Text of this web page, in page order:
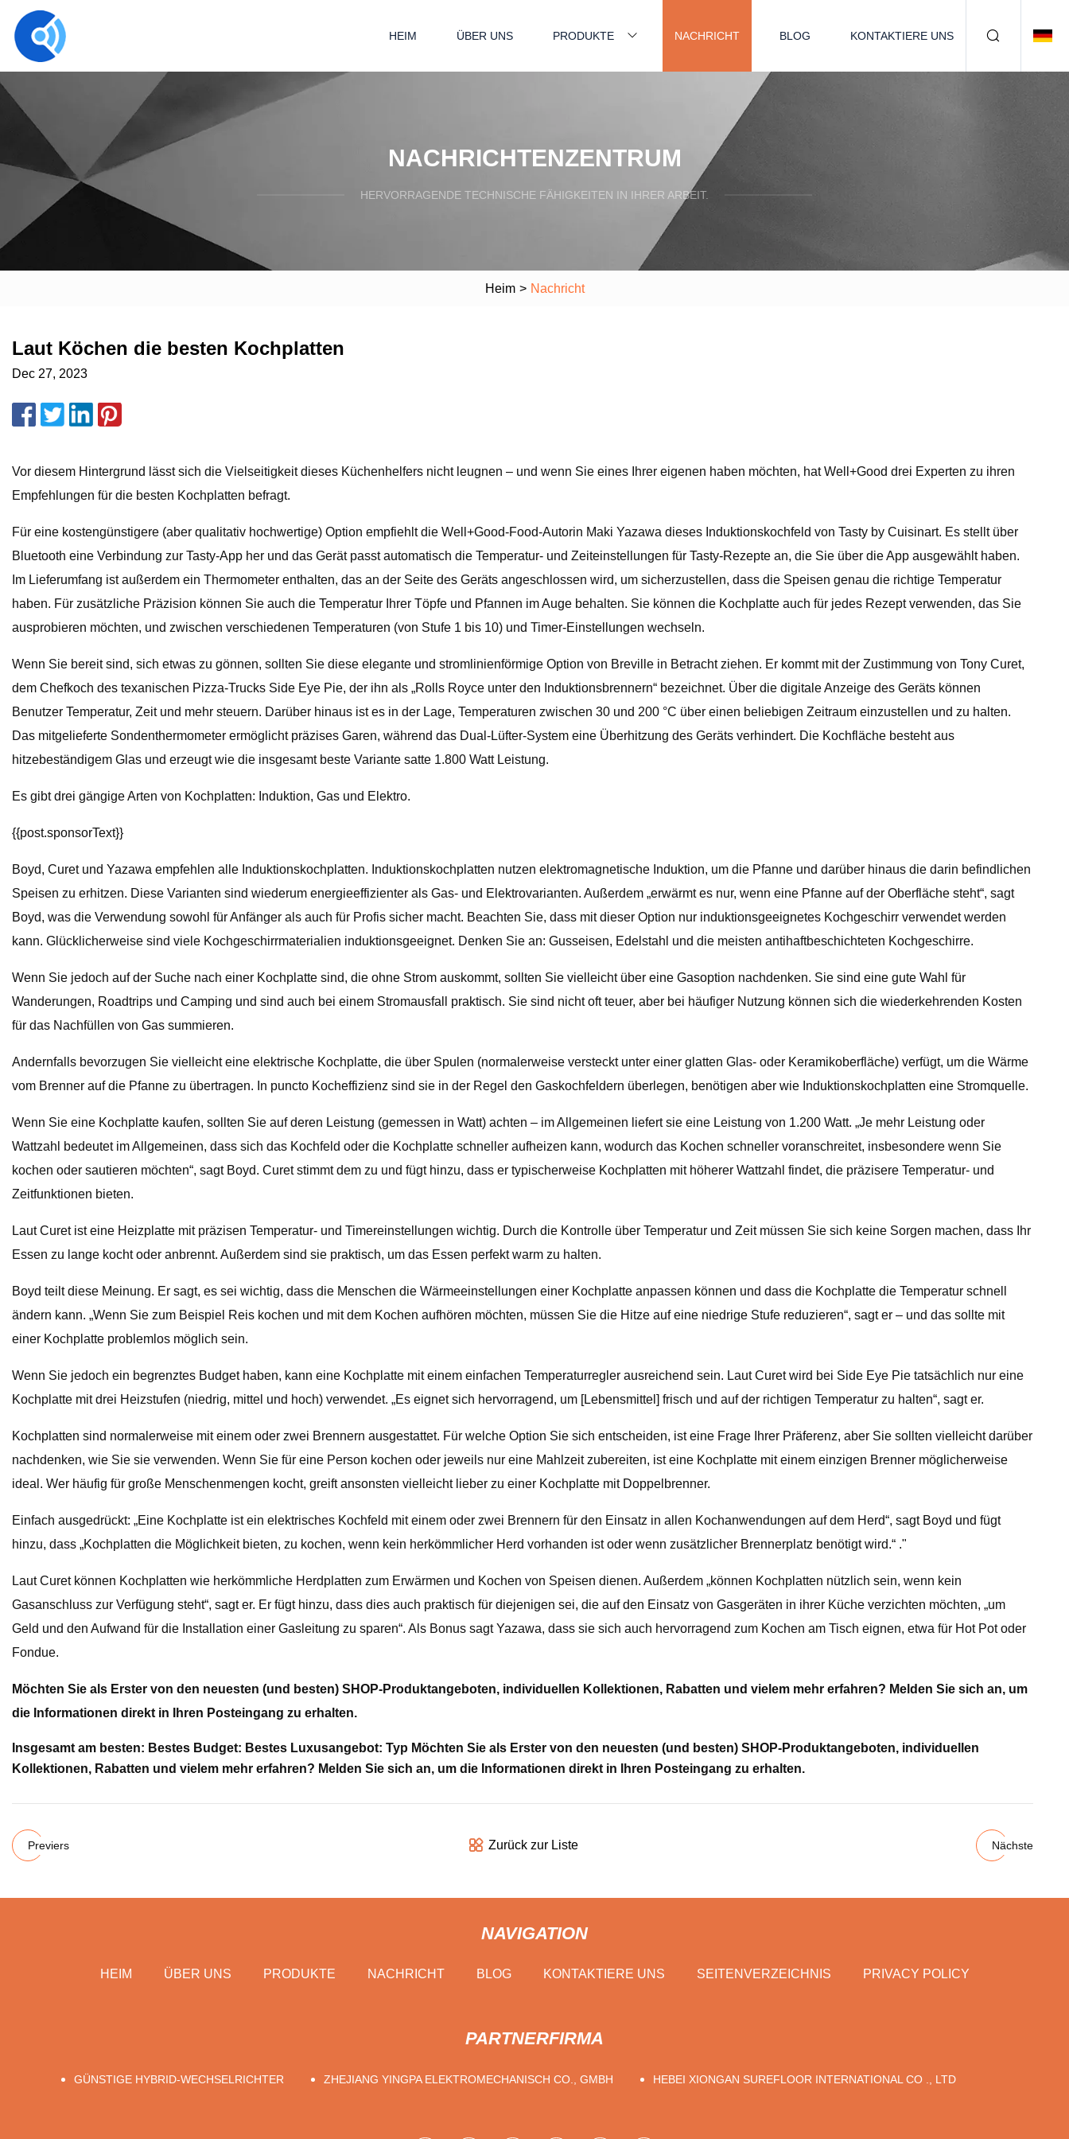
HEIM ÜBER UNS PRODUKTE NACHRICHT BLOG KONTAKTIERE UNS
NACHRICHTENZENTRUM
HERVORRAGENDE TECHNISCHE FÄHIGKEITEN IN IHRER ARBEIT.
Heim > Nachricht
Laut Köchen die besten Kochplatten
Dec 27, 2023
Vor diesem Hintergrund lässt sich die Vielseitigkeit dieses Küchenhelfers nicht leugnen – und wenn Sie eines Ihrer eigenen haben möchten, hat Well+Good drei Experten zu ihren
Empfehlungen für die besten Kochplatten befragt.
Für eine kostengünstigere (aber qualitativ hochwertige) Option empfiehlt die Well+Good-Food-Autorin Maki Yazawa dieses Induktionskochfeld von Tasty by Cuisinart. Es stellt über
Bluetooth eine Verbindung zur Tasty-App her und das Gerät passt automatisch die Temperatur- und Zeiteinstellungen für Tasty-Rezepte an, die Sie über die App ausgewählt haben.
Im Lieferumfang ist außerdem ein Thermometer enthalten, das an der Seite des Geräts angeschlossen wird, um sicherzustellen, dass die Speisen genau die richtige Temperatur
haben. Für zusätzliche Präzision können Sie auch die Temperatur Ihrer Töpfe und Pfannen im Auge behalten. Sie können die Kochplatte auch für jedes Rezept verwenden, das Sie
ausprobieren möchten, und zwischen verschiedenen Temperaturen (von Stufe 1 bis 10) und Timer-Einstellungen wechseln.
Wenn Sie bereit sind, sich etwas zu gönnen, sollten Sie diese elegante und stromlinienförmige Option von Breville in Betracht ziehen. Er kommt mit der Zustimmung von Tony Curet,
dem Chefkoch des texanischen Pizza-Trucks Side Eye Pie, der ihn als „Rolls Royce unter den Induktionsbrennern“ bezeichnet. Über die digitale Anzeige des Geräts können
Benutzer Temperatur, Zeit und mehr steuern. Darüber hinaus ist es in der Lage, Temperaturen zwischen 30 und 200 °C über einen beliebigen Zeitraum einzustellen und zu halten.
Das mitgelieferte Sondenthermometer ermöglicht präzises Garen, während das Dual-Lüfter-System eine Überhitzung des Geräts verhindert. Die Kochfläche besteht aus
hitzebeständigem Glas und erzeugt wie die insgesamt beste Variante satte 1.800 Watt Leistung.
Es gibt drei gängige Arten von Kochplatten: Induktion, Gas und Elektro.
{{post.sponsorText}}
Boyd, Curet und Yazawa empfehlen alle Induktionskochplatten. Induktionskochplatten nutzen elektromagnetische Induktion, um die Pfanne und darüber hinaus die darin befindlichen
Speisen zu erhitzen. Diese Varianten sind wiederum energieeffizienter als Gas- und Elektrovarianten. Außerdem „erwärmt es nur, wenn eine Pfanne auf der Oberfläche steht“, sagt
Boyd, was die Verwendung sowohl für Anfänger als auch für Profis sicher macht. Beachten Sie, dass mit dieser Option nur induktionsgeeignetes Kochgeschirr verwendet werden
kann. Glücklicherweise sind viele Kochgeschirrmaterialien induktionsgeeignet. Denken Sie an: Gusseisen, Edelstahl und die meisten antihaftbeschichteten Kochgeschirre.
Wenn Sie jedoch auf der Suche nach einer Kochplatte sind, die ohne Strom auskommt, sollten Sie vielleicht über eine Gasoption nachdenken. Sie sind eine gute Wahl für
Wanderungen, Roadtrips und Camping und sind auch bei einem Stromausfall praktisch. Sie sind nicht oft teuer, aber bei häufiger Nutzung können sich die wiederkehrenden Kosten
für das Nachfüllen von Gas summieren.
Andernfalls bevorzugen Sie vielleicht eine elektrische Kochplatte, die über Spulen (normalerweise versteckt unter einer glatten Glas- oder Keramikoberfläche) verfügt, um die Wärme
vom Brenner auf die Pfanne zu übertragen. In puncto Kocheffizienz sind sie in der Regel den Gaskochfeldern überlegen, benötigen aber wie Induktionskochplatten eine Stromquelle.
Wenn Sie eine Kochplatte kaufen, sollten Sie auf deren Leistung (gemessen in Watt) achten – im Allgemeinen liefert sie eine Leistung von 1.200 Watt. „Je mehr Leistung oder
Wattzahl bedeutet im Allgemeinen, dass sich das Kochfeld oder die Kochplatte schneller aufheizen kann, wodurch das Kochen schneller voranschreitet, insbesondere wenn Sie
kochen oder sautieren möchten“, sagt Boyd. Curet stimmt dem zu und fügt hinzu, dass er typischerweise Kochplatten mit höherer Wattzahl findet, die präzisere Temperatur- und
Zeitfunktionen bieten.
Laut Curet ist eine Heizplatte mit präzisen Temperatur- und Timereinstellungen wichtig. Durch die Kontrolle über Temperatur und Zeit müssen Sie sich keine Sorgen machen, dass Ihr
Essen zu lange kocht oder anbrennt. Außerdem sind sie praktisch, um das Essen perfekt warm zu halten.
Boyd teilt diese Meinung. Er sagt, es sei wichtig, dass die Menschen die Wärmeeinstellungen einer Kochplatte anpassen können und dass die Kochplatte die Temperatur schnell
ändern kann. „Wenn Sie zum Beispiel Reis kochen und mit dem Kochen aufhören möchten, müssen Sie die Hitze auf eine niedrige Stufe reduzieren“, sagt er – und das sollte mit
einer Kochplatte problemlos möglich sein.
Wenn Sie jedoch ein begrenztes Budget haben, kann eine Kochplatte mit einem einfachen Temperaturregler ausreichend sein. Laut Curet wird bei Side Eye Pie tatsächlich nur eine
Kochplatte mit drei Heizstufen (niedrig, mittel und hoch) verwendet. „Es eignet sich hervorragend, um [Lebensmittel] frisch und auf der richtigen Temperatur zu halten“, sagt er.
Kochplatten sind normalerweise mit einem oder zwei Brennern ausgestattet. Für welche Option Sie sich entscheiden, ist eine Frage Ihrer Präferenz, aber Sie sollten vielleicht darüber
nachdenken, wie Sie sie verwenden. Wenn Sie für eine Person kochen oder jeweils nur eine Mahlzeit zubereiten, ist eine Kochplatte mit einem einzigen Brenner möglicherweise
ideal. Wer häufig für große Menschenmengen kocht, greift ansonsten vielleicht lieber zu einer Kochplatte mit Doppelbrenner.
Einfach ausgedrückt: „Eine Kochplatte ist ein elektrisches Kochfeld mit einem oder zwei Brennern für den Einsatz in allen Kochanwendungen auf dem Herd“, sagt Boyd und fügt
hinzu, dass „Kochplatten die Möglichkeit bieten, zu kochen, wenn kein herkömmlicher Herd vorhanden ist oder wenn zusätzlicher Brennerplatz benötigt wird.“ ."
Laut Curet können Kochplatten wie herkömmliche Herdplatten zum Erwärmen und Kochen von Speisen dienen. Außerdem „können Kochplatten nützlich sein, wenn kein
Gasanschluss zur Verfügung steht“, sagt er. Er fügt hinzu, dass dies auch praktisch für diejenigen sei, die auf den Einsatz von Gasgeräten in ihrer Küche verzichten möchten, „um
Geld und den Aufwand für die Installation einer Gasleitung zu sparen“. Als Bonus sagt Yazawa, dass sie sich auch hervorragend zum Kochen am Tisch eignen, etwa für Hot Pot oder
Fondue.
Möchten Sie als Erster von den neuesten (und besten) SHOP-Produktangeboten, individuellen Kollektionen, Rabatten und vielem mehr erfahren? Melden Sie sich an, um
die Informationen direkt in Ihren Posteingang zu erhalten.
Insgesamt am besten: Bestes Budget: Bestes Luxusangebot: Typ Möchten Sie als Erster von den neuesten (und besten) SHOP-Produktangeboten, individuellen
Kollektionen, Rabatten und vielem mehr erfahren? Melden Sie sich an, um die Informationen direkt in Ihren Posteingang zu erhalten.
Previers Zurück zur Liste Nächste
NAVIGATION
HEIM ÜBER UNS PRODUKTE NACHRICHT BLOG KONTAKTIERE UNS SEITENVERZEICHNIS PRIVACY POLICY
PARTNERFIRMA
GÜNSTIGE HYBRID-WECHSELRICHTER ZHEJIANG YINGPA ELEKTROMECHANISCH CO., GMBH HEBEI XIONGAN SUREFLOOR INTERNATIONAL CO ., LTD